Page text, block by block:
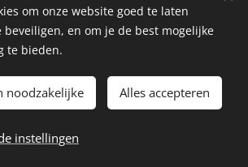
© 2026 Sandrina Hayen
bydry.media
om onze website goed te laten
en om je de best mogelijke
te bieden.
noodzakelijke Alles accepteren
instellingen